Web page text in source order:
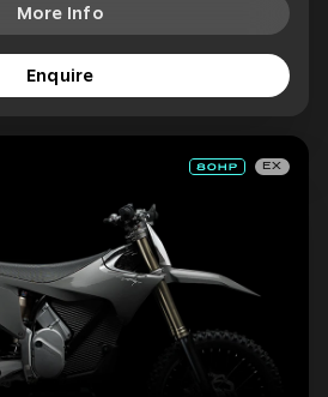
More Info
Enquire
EX